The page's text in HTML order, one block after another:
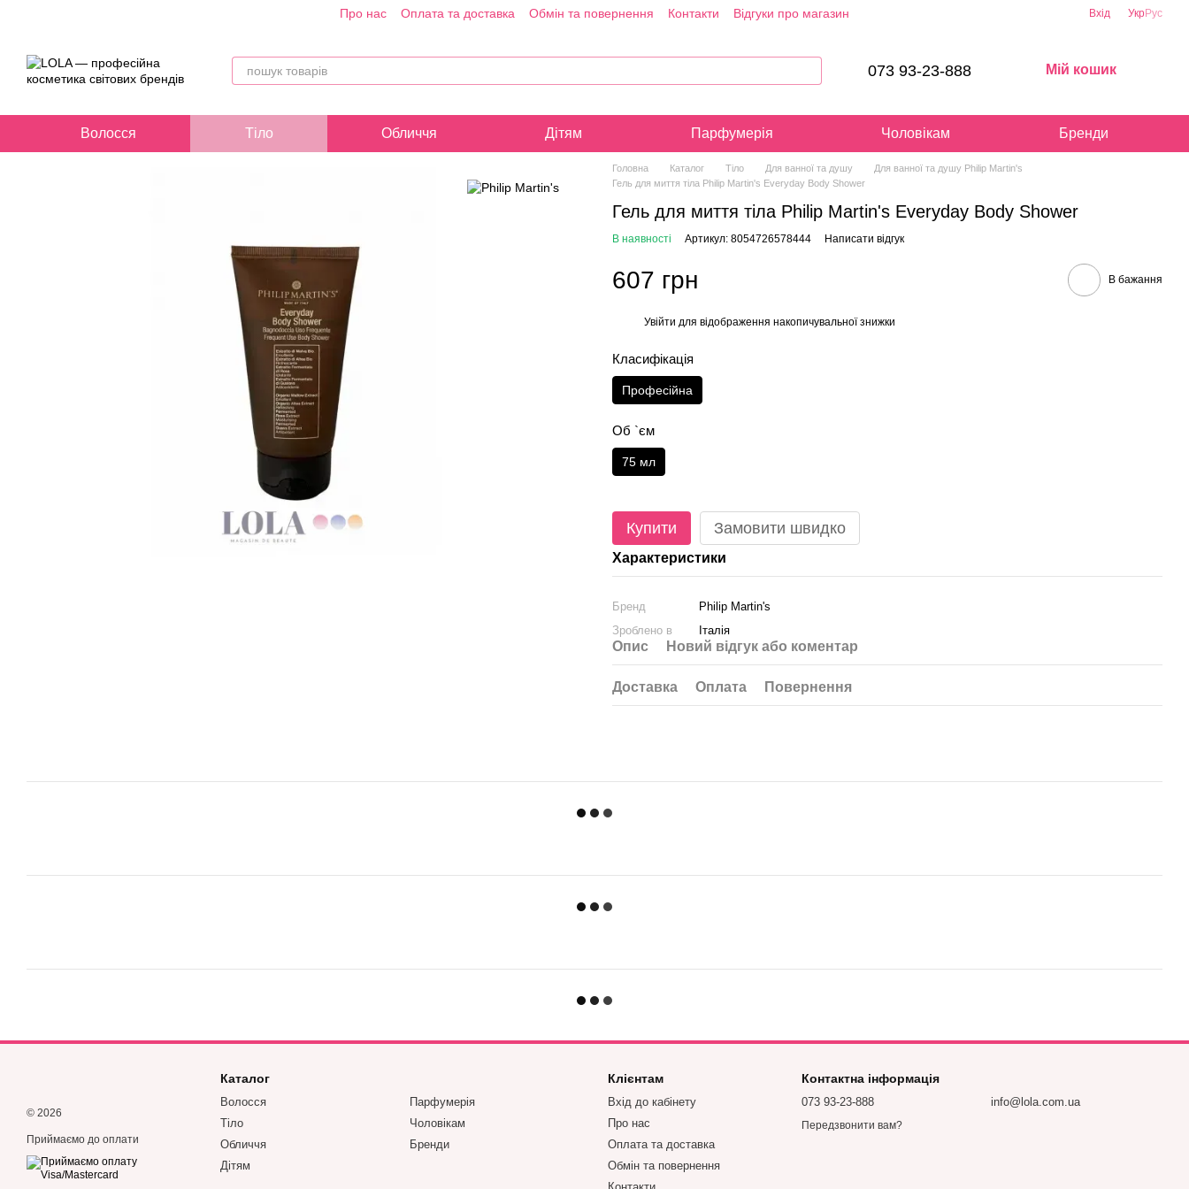
Про нас Оплата та доставка Обмін та повернення Контакти Відгуки про магазин Вхід УкрРус
073 93-23-888 Мій кошик
Волосся Тіло Обличчя Дітям Парфумерія Чоловікам Бренди
Головна Каталог Тіло Для ванної та душу
Для ванної та душу Philip Martin's
Гель для миття тіла Philip Martin's Everyday Body Shower
Гель для миття тіла Philip Martin's Everyday Body Shower
В наявності Артикул: 8054726578444 Написати відгук
607 грн В бажання
Увійти для відображення накопичувальної знижки
Класифікація
Професійна
Об `єм
75 мл
Купити Замовити швидко
Характеристики
Бренд
Philip Martin's
Зроблено в
Італія
Опис Новий відгук або коментар
Доставка Оплата Повернення
© 2026
Приймаємо до оплати
Каталог
Волосся
Тіло
Обличчя
Дітям
Парфумерія
Чоловікам
Бренди
Клієнтам
Вхід до кабінету
Про нас
Оплата та доставка
Обмін та повернення
Контактна інформація
073 93-23-888
Передзвонити вам?
info@lola.com.ua